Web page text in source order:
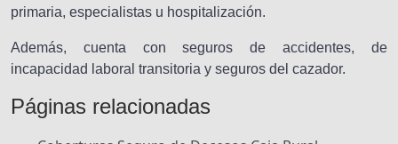
primaria, especialistas u hospitalización.
Además, cuenta con seguros de accidentes, de
incapacidad laboral transitoria y seguros del cazador.
Páginas relacionadas